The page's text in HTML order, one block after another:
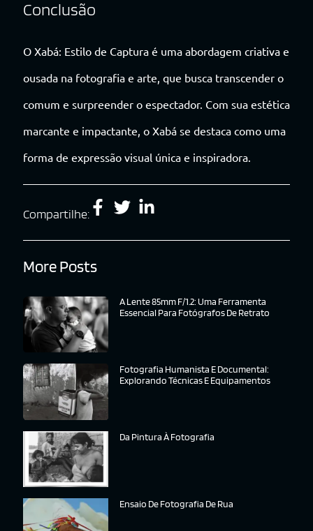
Conclusão
O Xabá: Estilo de Captura é uma abordagem criativa e
ousada na fotografia e arte, que busca transcender o
comum e surpreender o espectador. Com sua estética
marcante e impactante, o Xabá se destaca como uma
forma de expressão visual única e inspiradora.
Compartilhe:
More Posts
A Lente 85mm F/1.2: Uma Ferramenta
Essencial Para Fotógrafos De Retrato
Fotografia Humanista E Documental:
Explorando Técnicas E Equipamentos
Da Pintura À Fotografia
Ensaio De Fotografia De Rua